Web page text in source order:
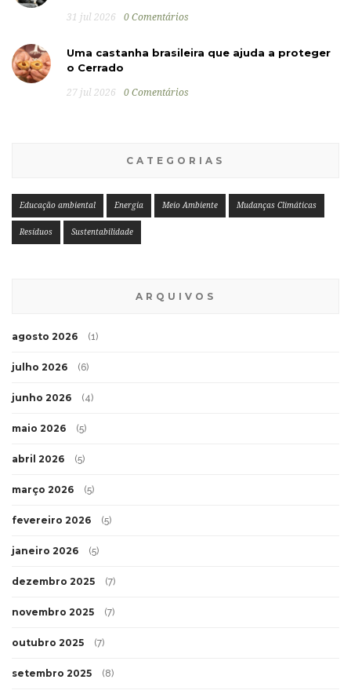
31 jul 2026 0 Comentários
Uma castanha brasileira que ajuda a proteger
o Cerrado
27 jul 2026 0 Comentários
CATEGORIAS
Educação ambiental Energia Meio Ambiente Mudanças Climáticas
Resíduos Sustentabilidade
ARQUIVOS
agosto 2026 (1)
julho 2026 (6)
junho 2026 (4)
maio 2026 (5)
abril 2026 (5)
março 2026 (5)
fevereiro 2026 (5)
janeiro 2026 (5)
dezembro 2025 (7)
novembro 2025 (7)
outubro 2025 (7)
setembro 2025 (8)